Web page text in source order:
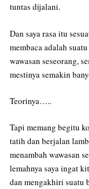
tuntas dijalani.
Dan saya rasa itu
membaca adalah
wawasan seseorang,
mestinya semakin
Teorinya…..
Tapi memang begitu
tatih dan berjalan
menambah wawasan
lemahnya saya ingat
dan mengakhiri suatu